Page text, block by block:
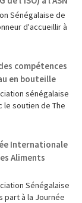
Sénégalaise de
d'accueillir à
compétences
en bouteille
sénégalaise
le soutien de The
Internationale
Aliments
Sénégalaise
part à la Journée